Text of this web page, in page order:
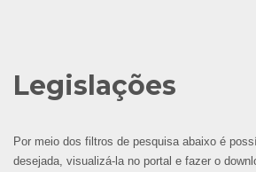
Legislações
Por meio dos filtros de pesquisa abaixo é
desejada, visualizá-la no portal e fazer o